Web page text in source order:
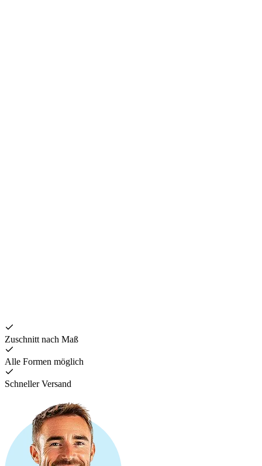
Zuschnitt nach Maß
Alle Formen möglich
Schneller Versand